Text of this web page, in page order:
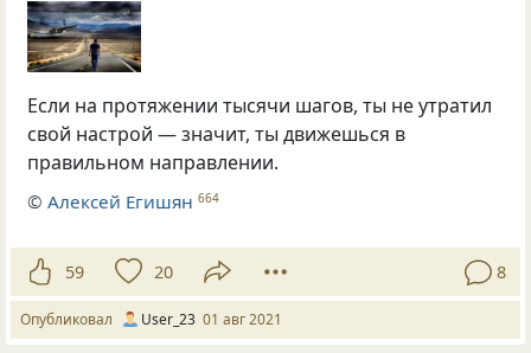
Если на протяжении тысячи шагов, ты не утратил
свой настрой — значит, ты движешься в
правильном направлении.
©Алексей Егишян 664
59 20 8
Опубликовал User_23 01 авг 2021